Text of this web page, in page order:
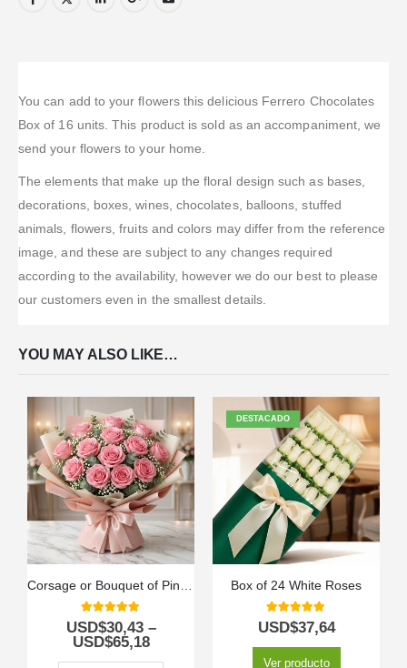
You can add to your flowers this delicious Ferrero Chocolates
Box of 16 units. This product is sold as an accompaniment, we
send your flowers to your home.
The elements that make up the floral design such as bases,
decorations, boxes, wines, chocolates, balloons, stuffed
animals, flowers, fruits and colors may differ from the reference
image, and these are subject to any changes required
according to the availability, however we do our best to please
our customers even in the smallest details.
YOU MAY ALSO LIKE…
Corsage or Bouquet of Pink Roses
5.00out of 5
USD$30,43 –
USD$65,18
DESTACADO
Box of 24 White Roses
5.00 out of 5
USD$37,64
Ver producto